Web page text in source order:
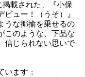
載された、『小保
ュー！（うそ）』
うな揶揄を乗せるの
このような、下品な
信じられない思いで
います：